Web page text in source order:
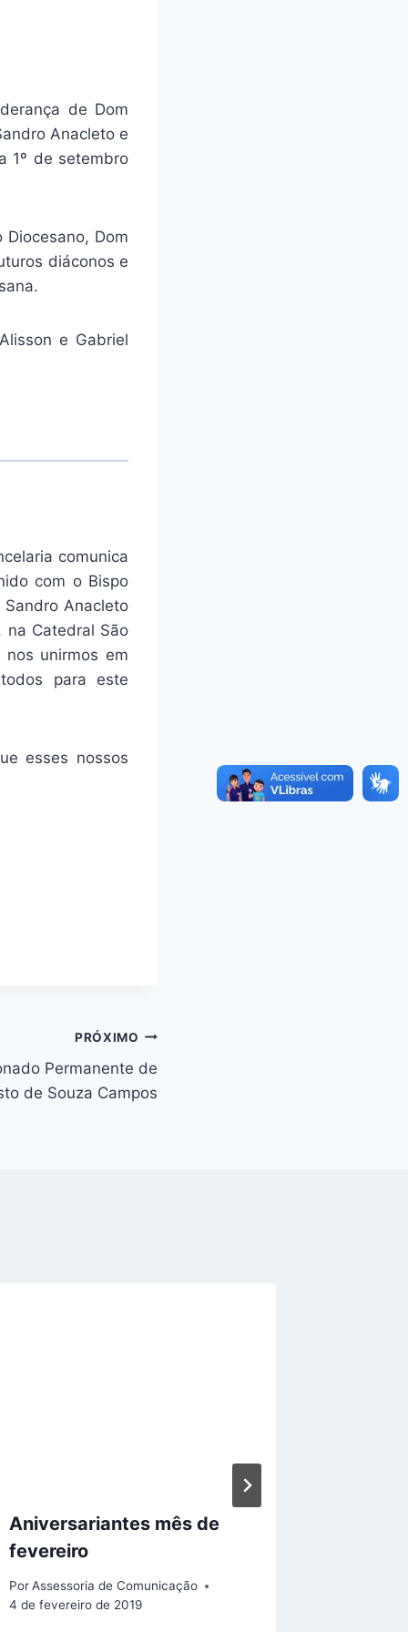
de Dom
Anacleto e
1º de setembro
Dom
diáconos e
e Gabriel
comunica
com o Bispo
Anacleto
na Catedral São
unirmos em
para este
esses nossos
PRÓXIMO
Permanente de
de Souza Campos
Aniversariantes mês de
fevereiro
Por Assessoria de Comunicação
4 de fevereiro de 2019